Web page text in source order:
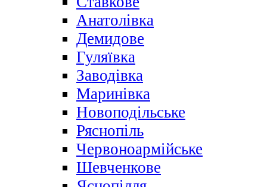
Анатолівка
Демидове
Гуляївка
Заводівка
Маринівка
Новоподільське
Ряснопіль
Червоноармійське
Шевченкове